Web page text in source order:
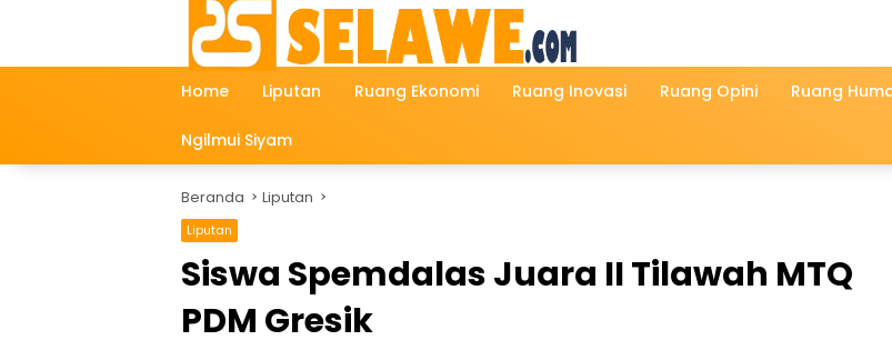
Home Liputan Ruang Ekonomi Ruang Inovasi Ruang Opini Ruang
Ngilmui Siyam
Beranda Liputan
Liputan
Siswa Spemdalas Juara II Tilawah MTQ
PDM Gresik